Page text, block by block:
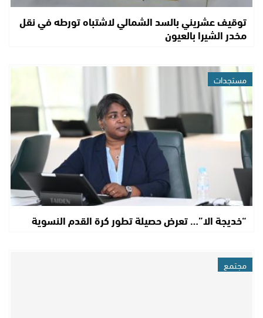
توقيف عشريني بالسد الشمالي لاشتباه تورطه في نقل
مخدر الشيرا بالعيون
مستجدات
“خديجة الا”… تعرض حصيلة تطور كرة القدم النسوية
مجتمع